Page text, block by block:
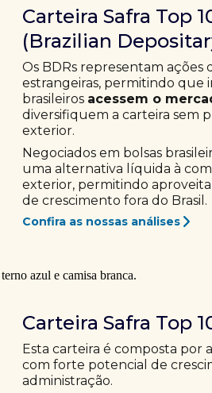
Carteira Safra Top
(Brazilian
Os BDRs representam ações
estrangeiras, permitindo que
brasileiros acessem o
diversifiquem a carteira sem
exterior.
Negociados em bolsas
uma alternativa líquida à
exterior, permitindo
de crescimento fora do Brasil.
Confira as nossas análises
Carteira Safra Top
Esta carteira é composta por
com forte potencial de
administração.